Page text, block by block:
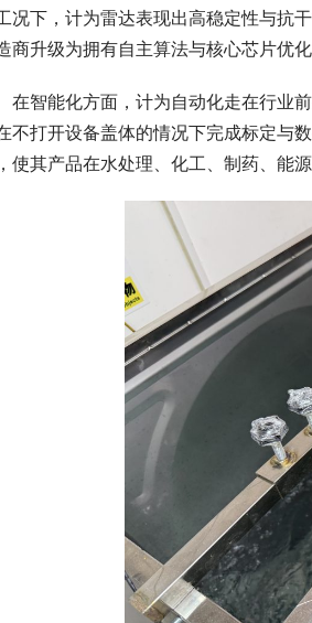
况下，计为雷达表现出高稳定性与抗
商升级为拥有自主算法与核心芯片优
智能化方面，计为自动化走在行业前
不打开设备盖体的情况下完成标定与
使其产品在水处理、化工、制药、能源